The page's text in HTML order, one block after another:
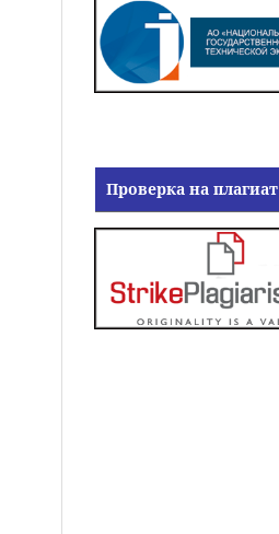
Проверка на плагиат